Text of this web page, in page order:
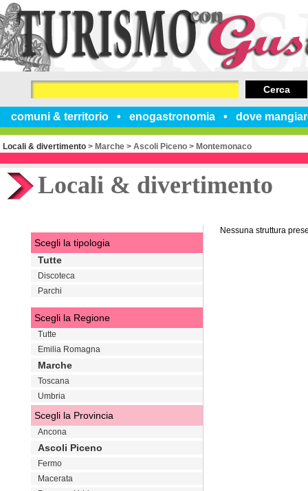
comuni & territorio enogastronomia dove
Cerca
Locali & divertimento > Marche > Ascoli Piceno > Montemonaco
Locali & divertimento
Nessuna struttura
Scegli la tipologia
Tutte
Discoteca
Parchi
Scegli la Regione
Tutte
Emilia Romagna
Marche
Toscana
Umbria
Scegli la Provincia
Ancona
Ascoli Piceno
Fermo
Macerata